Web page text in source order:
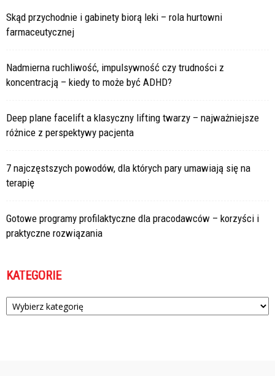
Skąd przychodnie i gabinety biorą leki – rola hurtowni
farmaceutycznej
Nadmierna ruchliwość, impulsywność czy trudności z
koncentracją – kiedy to może być ADHD?
Deep plane facelift a klasyczny lifting twarzy – najważniejsze
różnice z perspektywy pacjenta
7 najczęstszych powodów, dla których pary umawiają się na
terapię
Gotowe programy profilaktyczne dla pracodawców – korzyści i
praktyczne rozwiązania
KATEGORIE
Kategorie